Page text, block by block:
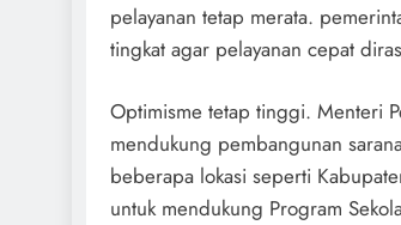
pelayanan tetap merata.
tingkat agar pelayanan cepat
Optimisme tetap tinggi. Menteri
mendukung pembangunan
beberapa lokasi seperti
untuk mendukung Program